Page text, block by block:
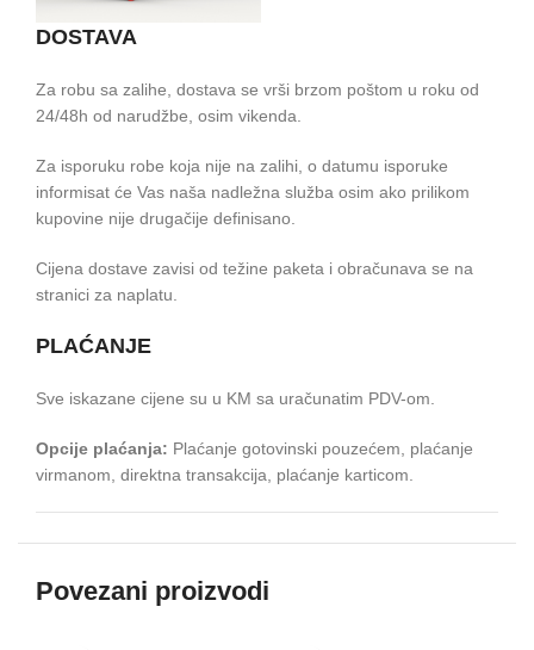
DOSTAVA
Za robu sa zalihe, dostava se vrši brzom poštom u roku od
24/48h od narudžbe, osim vikenda.
Za isporuku robe koja nije na zalihi, o datumu isporuke
informisat će Vas naša nadležna služba osim ako prilikom
kupovine nije drugačije definisano.
Cijena dostave zavisi od težine paketa i obračunava se na
stranici za naplatu.
PLAĆANJE
Sve iskazane cijene su u KM sa uračunatim PDV-om.
Opcije plaćanja: Plaćanje gotovinski pouzećem, plaćanje
virmanom, direktna transakcija, plaćanje karticom.
Povezani proizvodi